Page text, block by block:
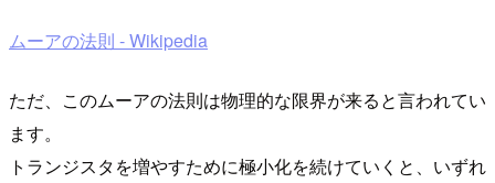
ムーアの法則 - Wikipedia
ただ、このムーアの法則は物理的な限界が来ると言われてい
ます。
トランジスタを増やすために極小化を続けていくと、いずれ